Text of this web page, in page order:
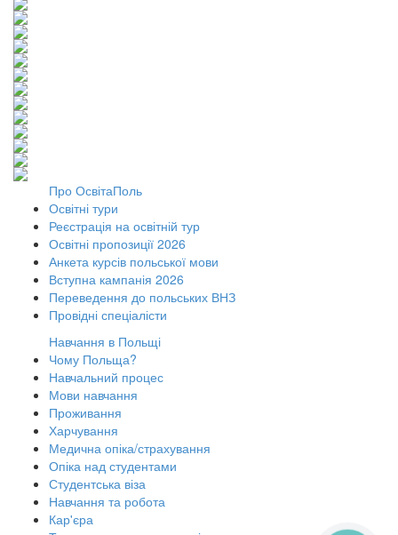
Про ОсвітаПоль
Освітні тури
Реєстрація на освітній тур
Освітні пропозиції 2026
Анкета курсів польської мови
Вступна кампанія 2026
Переведення до польських ВНЗ
Провідні спеціалісти
Навчання в Польщі
Чому Польща?
Навчальний процес
Мови навчання
Проживання
Харчування
Медична опіка/страхування
Опіка над студентами
Студентська віза
Навчання та робота
Кар'єра